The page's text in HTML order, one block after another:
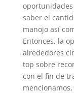
saber el
manojo así­
Entonces, la
alrededores
top sobre
con el fin de